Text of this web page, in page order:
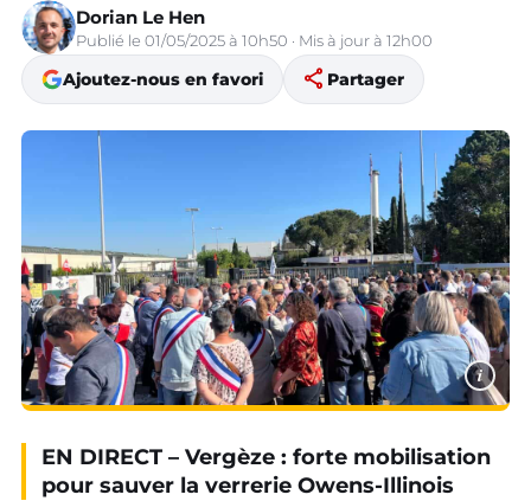
Dorian Le Hen
Publié le 01/05/2025 à 10h50 · Mis à jour à 12h00
Ajoutez-nous en favori share Partager
i
EN DIRECT – Vergèze : forte mobilisation
pour sauver la verrerie Owens-Illinois